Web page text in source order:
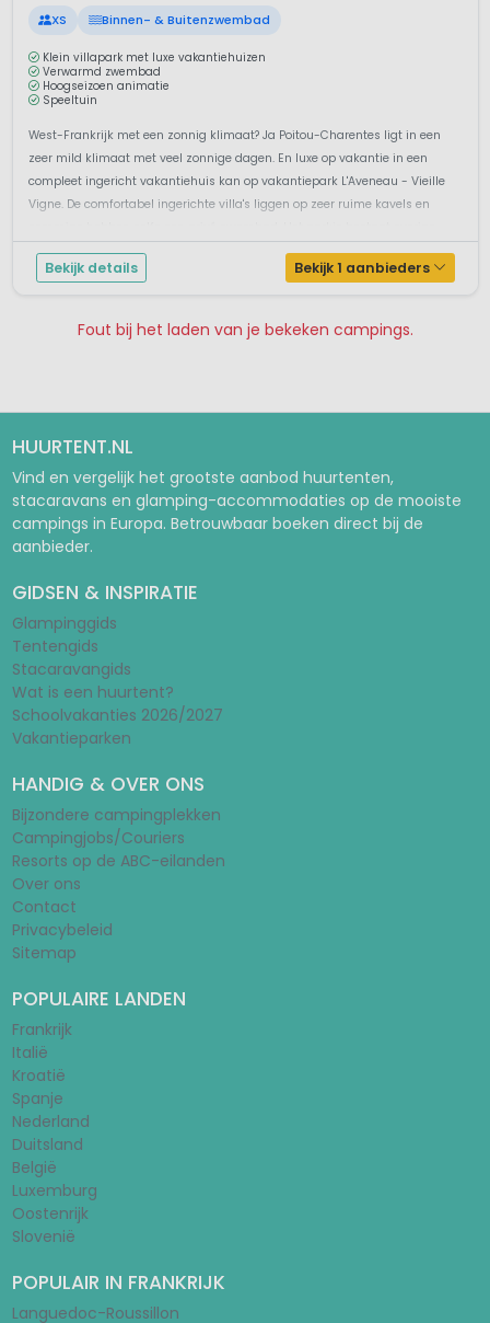
XS Binnen- & Buitenzwembad
Klein villapark met luxe vakantiehuizen
Verwarmd zwembad
Hoogseizoen animatie
Speeltuin
West-Frankrijk met een zonnig klimaat? Ja Poitou-Charentes ligt in een
zeer mild klimaat met veel zonnige dagen. En luxe op vakantie in een
compleet ingericht vakantiehuis kan op vakantiepark L'Aveneau - Vieille
Vigne. De comfortabel ingerichte villa's liggen op zeer ruime kavels en
Bekijk details Bekijk 1 aanbieders
Fout bij het laden van je bekeken campings.
HUURTENT.NL
Vind en vergelijk het grootste aanbod huurtenten,
stacaravans en glamping-accommodaties op de mooiste
campings in Europa. Betrouwbaar boeken direct bij de
aanbieder.
GIDSEN & INSPIRATIE
Glampinggids
Tentengids
Stacaravangids
Wat is een huurtent?
Schoolvakanties 2026/2027
Vakantieparken
HANDIG & OVER ONS
Bijzondere campingplekken
Campingjobs/Couriers
Resorts op de ABC-eilanden
Over ons
Contact
Privacybeleid
Sitemap
POPULAIRE LANDEN
Frankrijk
Italië
Kroatië
Spanje
Nederland
Duitsland
België
Luxemburg
Oostenrijk
Slovenië
POPULAIR IN FRANKRIJK
Languedoc-Roussillon